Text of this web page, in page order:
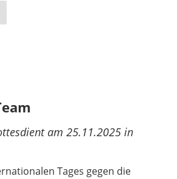
am 25.11.2025 in
Tages gegen die